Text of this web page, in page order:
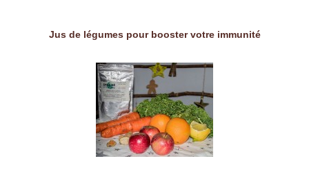
Jus de légumes pour booster votre immunité